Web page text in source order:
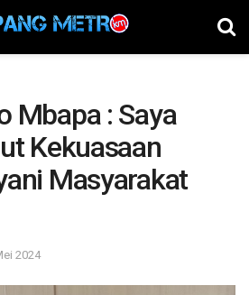
Mbapa : Saya
Kekuasaan
Masyarakat
2024